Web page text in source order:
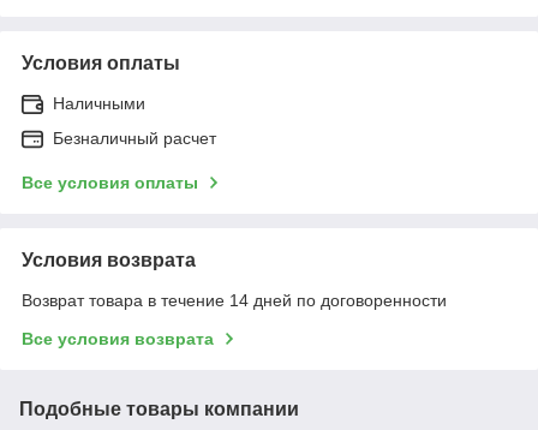
Условия оплаты
Наличными
Безналичный расчет
Все условия оплаты
Условия возврата
Возврат товара в течение 14 дней по договоренности
Все условия возврата
Подобные товары компании